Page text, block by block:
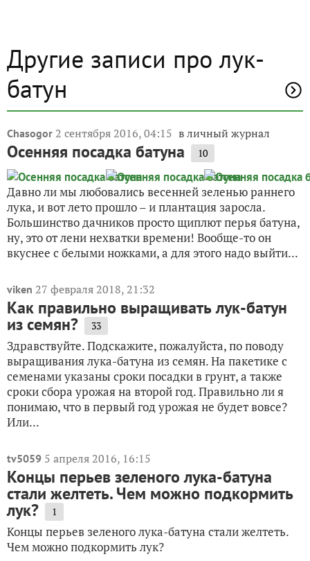
Другие записи про лук-
батун
Chasogor 2 сентября 2016, 04:15 в личный журнал
Осенняя посадка батуна 10
Давно ли мы любовались весенней зеленью раннего
лука, и вот лето прошло – и плантация заросла.
Большинство дачников просто щиплют перья батуна,
ну, это от лени нехватки времени! Вообще-то он
вкуснее с белыми ножками, а для этого надо выйти...
viken 27 февраля 2018, 21:32
Как правильно выращивать лук-батун
из семян? 33
Здравствуйте. Подскажите, пожалуйста, по поводу
выращивания лука-батуна из семян. На пакетике с
семенами указаны сроки посадки в грунт, а также
сроки сбора урожая на второй год. Правильно ли я
понимаю, что в первый год урожая не будет вовсе?
Или...
tv5059 5 апреля 2016, 16:15
Концы перьев зеленого лука-батуна
стали желтеть. Чем можно подкормить
лук? 1
Концы перьев зеленого лука-батуна стали желтеть.
Чем можно подкормить лук?